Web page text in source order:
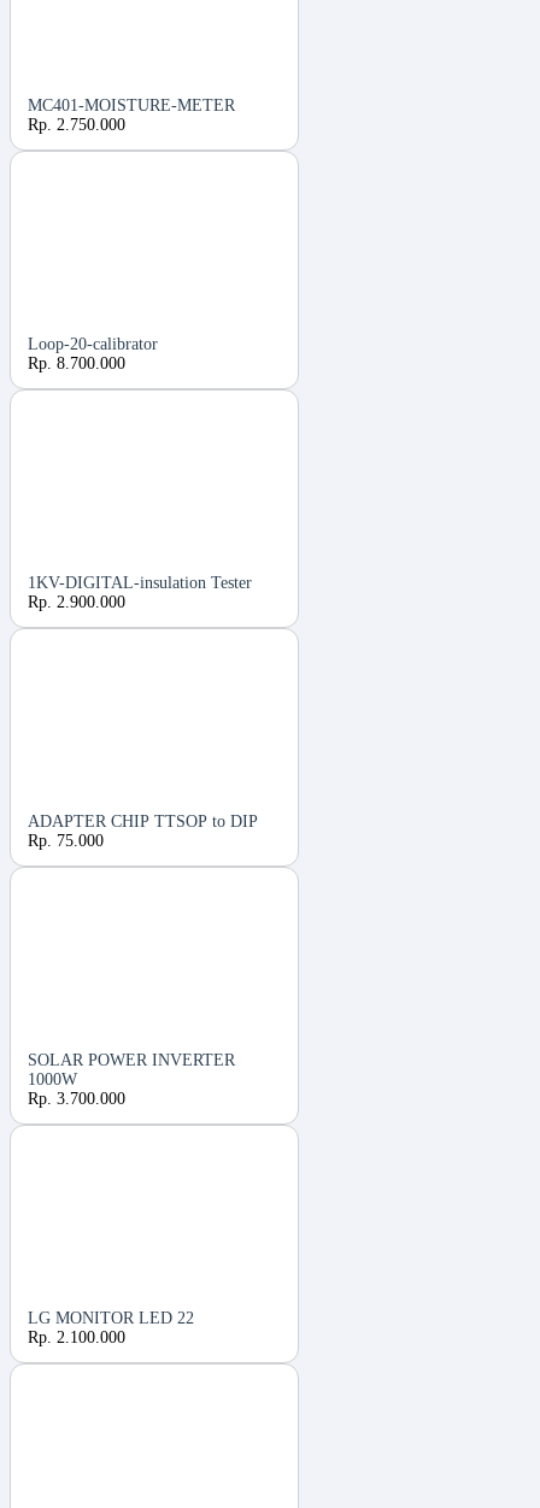
MC401-MOISTURE-METER
Rp. 2.750.000
Loop-20-calibrator
Rp. 8.700.000
1KV-DIGITAL-insulation Tester
Rp. 2.900.000
ADAPTER CHIP TTSOP to DIP
Rp. 75.000
SOLAR POWER INVERTER
1000W
Rp. 3.700.000
LG MONITOR LED 22
Rp. 2.100.000